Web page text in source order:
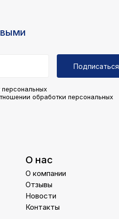
О нас
О компании
Отзывы
Новости
Контакты
Подписаться
обработки персональных